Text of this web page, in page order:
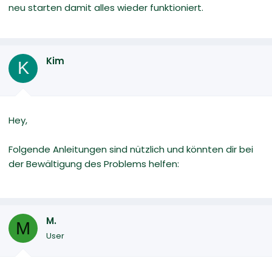
neu starten damit alles wieder funktioniert.
K Kim
Hey,
Folgende Anleitungen sind nützlich und könnten dir bei
der Bewältigung des Problems helfen:
M M.
User